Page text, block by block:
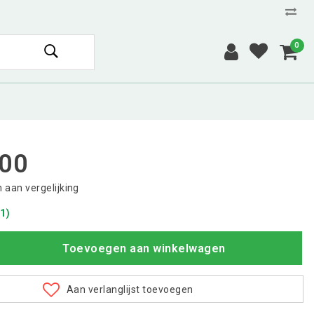
0
aan vergelijking
Toevoegen aan winkelwagen
Aan verlanglijst toevoegen